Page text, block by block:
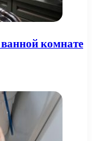
комнате